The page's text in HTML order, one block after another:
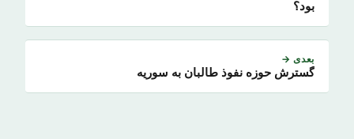
بود؟
بعدی →
گسترش حوزه نفوذ طالبان به سوریه